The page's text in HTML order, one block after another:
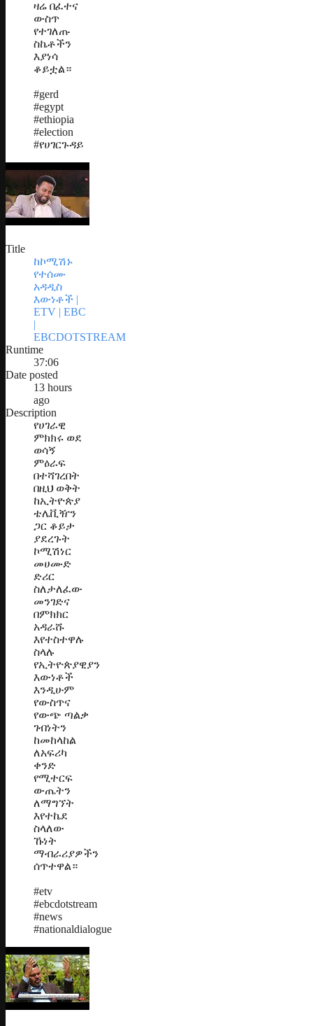
ዛሬ በፈተና
ውስጥ
የተገለጡ
ስኬቶችን
እያነሳ
ቆይቷል።
#gerd
#egypt
#ethiopia
#election
#የሀገርጉዳይ
Title
ከኮሚሽኑ
የተሰሙ
አዳዲስ
እውነቶች |
ETV | EBC
|
EBCDOTSTREAM
Runtime
37:06
Date posted
13 hours
ago
Description
የሀገራዊ
ምክክሩ ወደ
ወሳኝ
ምዕራፍ
በተሻገረበት
በዚህ ወቅት
ከኢትዮጵያ
ቴሌቪዥን
ጋር ቆይታ
ያደረጉት
ኮሚሽነር
መሀሙድ
ድሪር
ስለታለፈው
መንገድና
በምክክር
አዳራሹ
እየተስተዋሉ
ስላሉ
የኢትዮጵያዊያን
እውነቶች
እንዲሁም
የውስጥና
የውጭ ጣልቃ
ገብነትን
ከመከላከል
ለአፍሪካ
ቀንድ
የሚተርፍ
ውጤትን
ለማግኘት
እየተኬደ
ስላለው
ኹነት
ማብራሪያዎችን
ሰጥተዋል።
#etv
#ebcdotstream
#news
#nationaldialogue